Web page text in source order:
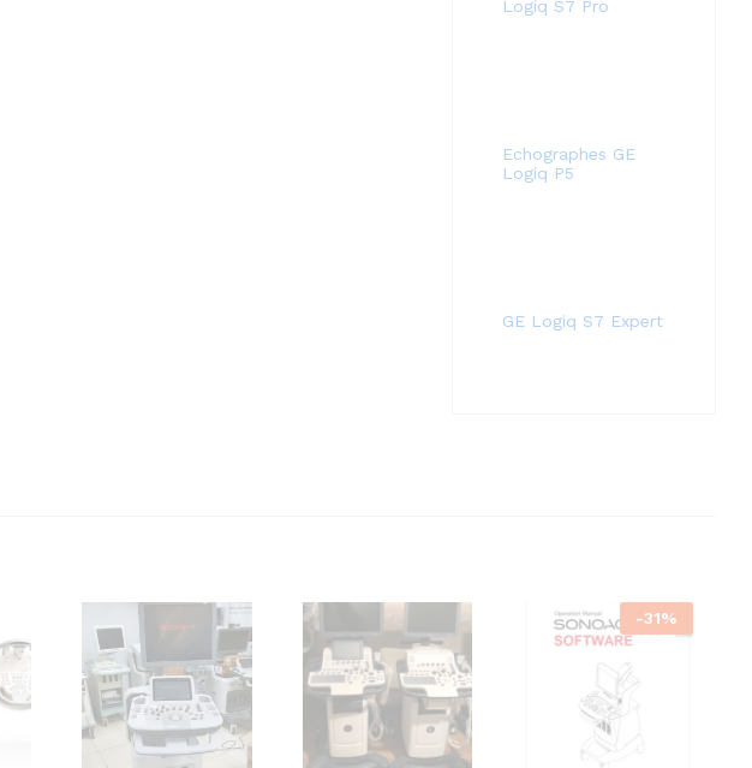
Logiq S7 Pro
Echographes GE
Logiq P5
GE Logiq S7 Expert
-31%